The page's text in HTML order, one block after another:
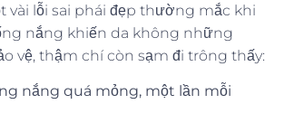
vài lỗi sai phái đẹp thường mắc khi
nắng khiến da không những
vệ, thậm chí còn sạm đi trông thấy:
nắng quá mỏng, một lần mỗi